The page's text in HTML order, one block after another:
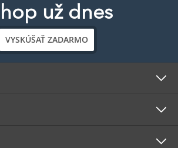
už dnes
VYSKÚŠAŤ ZADARMO